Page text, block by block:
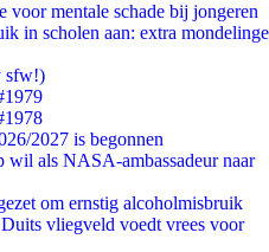
mentale schade bij jongeren
in scholen aan: extra mondelinge
sfw!)
2027 is begonnen
wil als NASA-ambassadeur naar
om ernstig alcoholmisbruik
vliegveld voedt vrees voor